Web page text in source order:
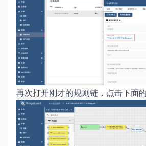
再次打开刚才的规则链，点击下面